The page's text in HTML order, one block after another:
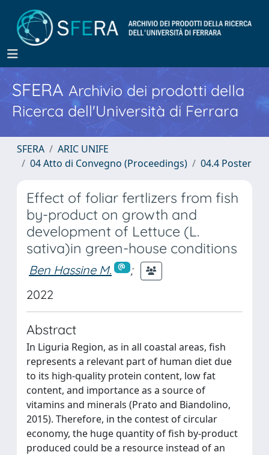
SFERA Archivio dei prodotti della
Ricerca dell'Università di Ferrara
SFERA
ARIC UNIFE
04 Atto di Convegno (Proceedings)
04.4 Poster
Effect of foliar fertlizers from fish
by-product on growth and
development of Lettuce (L.
sativa)in green-house conditions
Ben Hassine M.
;
2022
Abstract
In Liguria Region, as in all coastal areas, fish
represents a relevant part of human diet due
to its high-quality protein content, low fat
content, and importance as a source of
vitamins and minerals (Prato and Biandolino,
2015). Therefore, in the contest of circular
economy, the huge quantity of fish by-product
produced could be a resource instead of an